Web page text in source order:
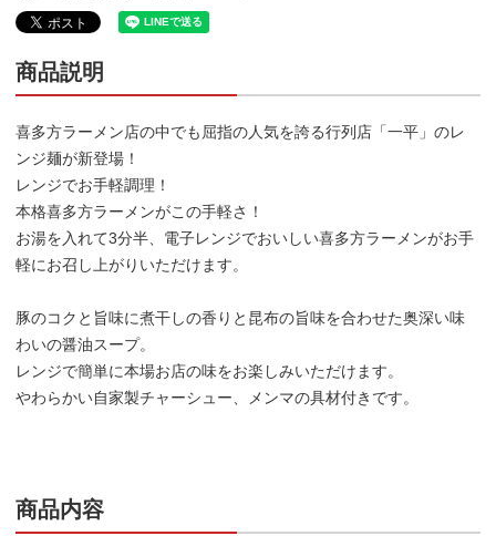
商品説明
喜多方ラーメン店の中でも屈指の人気を誇る行列店「一平」のレ
ンジ麺が新登場！
レンジでお手軽調理！
本格喜多方ラーメンがこの手軽さ！
お湯を入れて3分半、電子レンジでおいしい喜多方ラーメンがお手
軽にお召し上がりいただけます。
豚のコクと旨味に煮干しの香りと昆布の旨味を合わせた奥深い味
わいの醤油スープ。
レンジで簡単に本場お店の味をお楽しみいただけます。
やわらかい自家製チャーシュー、メンマの具材付きです。
商品内容